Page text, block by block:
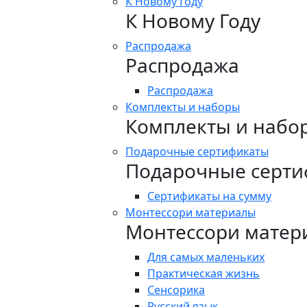
К Новому Году
Распродажа
Распродажа
Распродажа
Комплекты и наборы
Комплекты и
Подарочные сертификаты
Подарочные
Сертификаты на сумму
Монтессори материалы
Монтессори
Для самых маленьких
Практическая жизнь
Сенсорика